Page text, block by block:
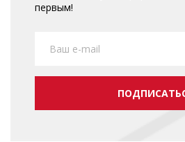
первым!